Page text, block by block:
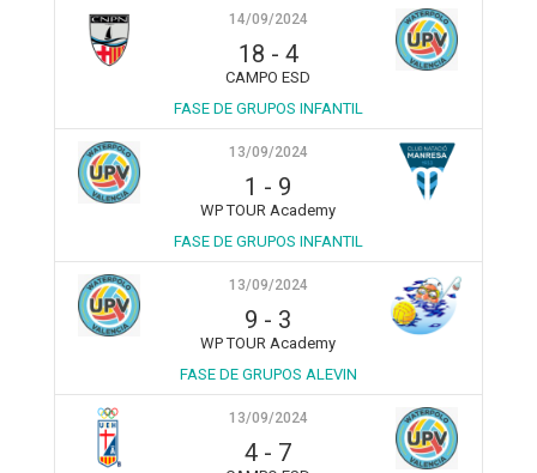
14/09/2024
18 - 4
CAMPO ESD
FASE DE GRUPOS INFANTIL
13/09/2024
1 - 9
WP TOUR Academy
FASE DE GRUPOS INFANTIL
13/09/2024
9 - 3
WP TOUR Academy
FASE DE GRUPOS ALEVIN
13/09/2024
4 - 7